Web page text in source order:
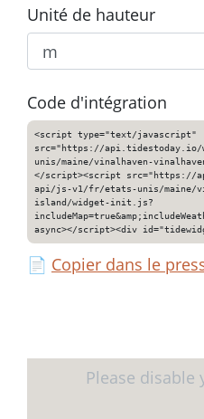
Unité de hauteur
Code d'intégration
<script type="text/javascript"
src="https://
unis/maine/vinalhaven-
</script><script src="https://
api/js-v1/fr/etats-unis/maine/
island/widget-init.js?
async></script><div
📄 Copier dans le